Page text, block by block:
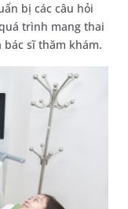
bị các câu hỏi
trình mang thai
sĩ thăm khám.